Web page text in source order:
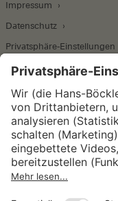
Impressum
Datenschutz
Privatsphäre-Einstellungen
Institut für